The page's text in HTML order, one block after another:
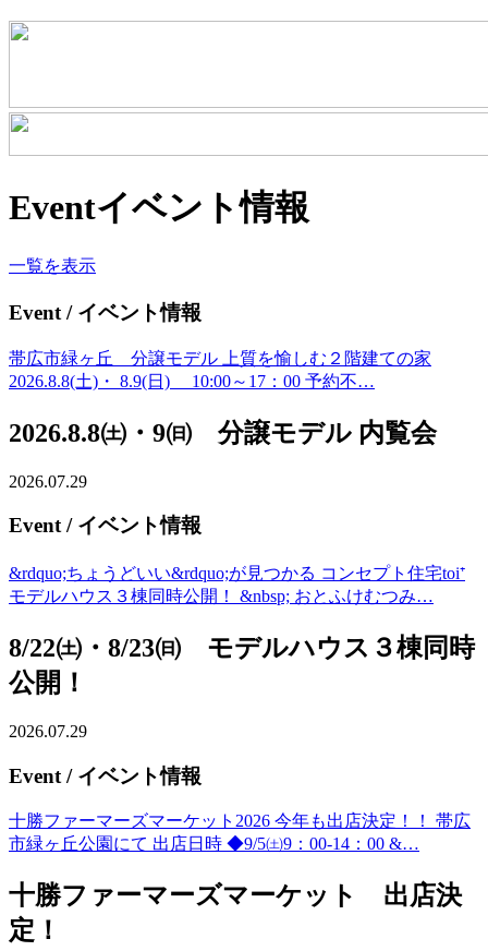
Eventイベント情報
一覧を表示
Event / イベント情報
帯広市緑ヶ丘 分譲モデル 上質を愉しむ２階建ての家
2026.8.8(土)・ 8.9(日) 10:00～17：00 予約不…
2026.8.8㈯・9㈰ 分譲モデル 内覧会
2026.07.29
Event/ イベント情報
&rdquo;ちょうどいい&rdquo;が見つかる コンセプト住宅toi⁺
モデルハウス３棟同時公開！ &nbsp; おとふけむつみ…
8/22㈯・8/23㈰ モデルハウス３棟同時
公開！
2026.07.29
Event / イベント情報
十勝ファーマーズマーケット2026 今年も出店決定！！ 帯広
市緑ヶ丘公園にて 出店日時 ◆9/5㈯9：00-14：00 &…
十勝ファーマーズマーケット 出店決
定！